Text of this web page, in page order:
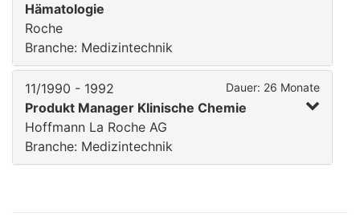
Hämatologie
Roche
Branche: Medizintechnik
11/1990 - 1992 Dauer: 26 Monate
Produkt Manager Klinische Chemie
Hoffmann La Roche AG
Branche: Medizintechnik